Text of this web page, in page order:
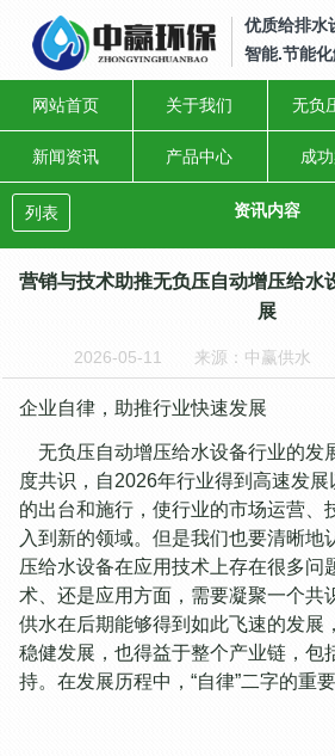
优质给排水
智能.节能
网站首页 关于我们 无负
新闻资讯 产品中心 成
资讯内容
列表
营销与技术助推无负压自动增压给水
展
2026-05-11 来源：中赢供水
企业自律，助推行业快速发展
无负压自动增压给水设备行业的发
度共识，自2026年行业得到高速发
的出台和施行，使行业的市场运营、
入到新的领域。但是我们也要清晰地
压给水设备在应用技术上存在很多问
术、还是应用方面，需要凝聚一个共
供水在后期能够得到如此飞速的发展
稳健发展，也得益于整个产业链，包
持。在发展历程中，“自律”二字的重